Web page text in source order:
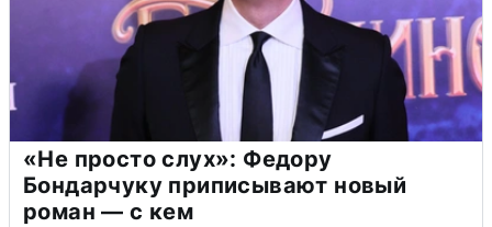
«Не просто слух»: Федору
Бондарчуку приписывают новый
роман — с кем